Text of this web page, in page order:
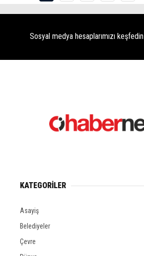
Sosyal medya hesaplarımızı keşfedin
KATEGORİLER
Asayiş
Belediyeler
Çevre